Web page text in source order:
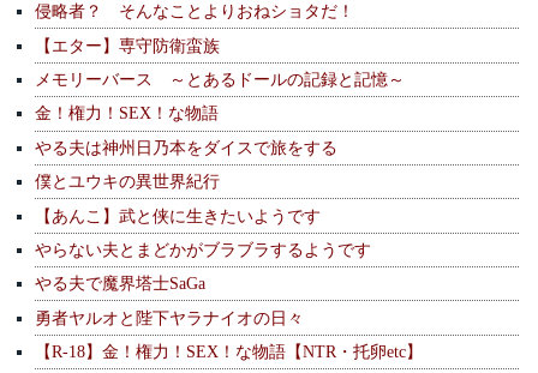
侵略者？ そんなことよりおねショタだ！
【エター】専守防衛蛮族
メモリーバース ～とあるドールの記録と記憶～
金！権力！SEX！な物語
やる夫は神州日乃本をダイスで旅をする
僕とユウキの異世界紀行
【あんこ】武と侠に生きたいようです
やらない夫とまどかがブラブラするようです
やる夫で魔界塔士SaGa
勇者ヤルオと陛下ヤラナイオの日々
【R-18】金！権力！SEX！な物語【NTR・托卵etc】